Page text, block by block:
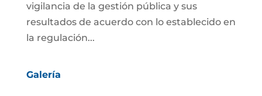
vigilancia de la gestión pública y sus
resultados de acuerdo con lo establecido en
la regulación...
Galería